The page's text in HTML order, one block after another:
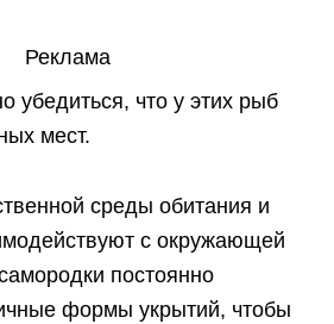
Реклама
убедиться, что у этих рыб
мест.
среды обитания и
с окружающей
постоянно
формы укрытий, чтобы